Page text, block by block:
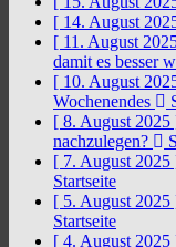
[ 14. August
[ 11. August
damit es besser
[ 10. August
Wochenendes
[ 8. August 2025
nachzulegen?
[ 7. August 2025
Startseite
[ 5. August 2025
Startseite
[ 4. August 2025